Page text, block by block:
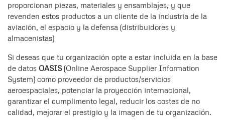
proporcionan piezas, materiales y ensamblajes, y que
revenden estos productos a un cliente de la industria de la
aviación, el espacio y la defensa (distribuidores y
almacenistas)
Si deseas que tu organización opte a estar incluida en la base
de datos OASIS(Online Aerospace Supplier Information
System) como proveedor de productos/servicios
aeroespaciales, potenciar la proyección internacional,
garantizar el cumplimento legal, reducir los costes de no
calidad, mejorar el prestigio y la imagen de tu organización.